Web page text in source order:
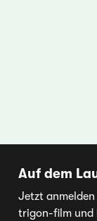
Auf dem
Jetzt
trigon-film und